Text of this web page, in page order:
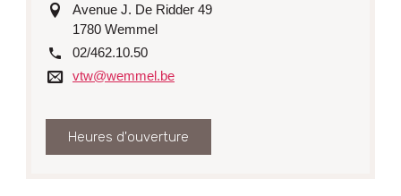
adresseAvenue J. De Ridder 49
1780 Wemmel
tél.
02/462.10.50
Courrielvtw@wemmel.be
Heures d'ouverture